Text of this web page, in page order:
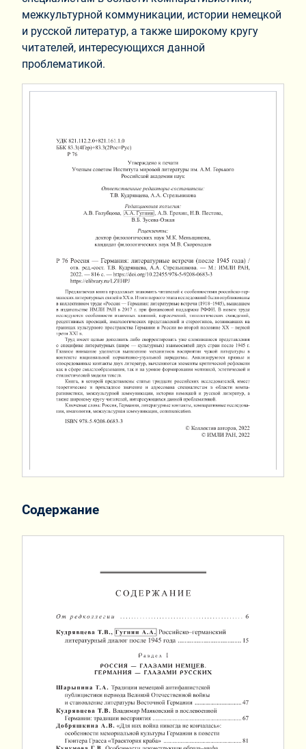
межкультурной коммуникации, истории немецкой
и русской литератур, а также широкому кругу
читателей, интересующихся данной
проблематикой.
Содержание